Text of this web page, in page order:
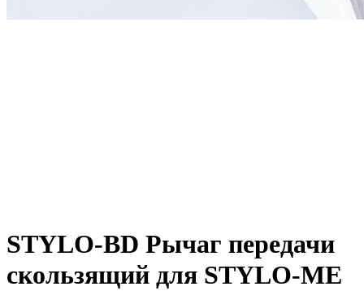
STYLO-BD Рычаг передачи
скользящий для STYLO-ME